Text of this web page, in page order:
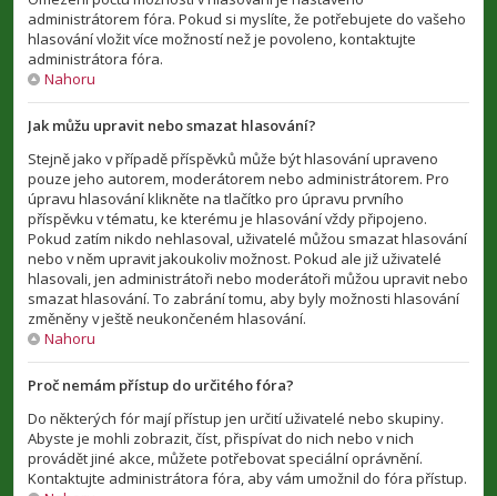
administrátorem fóra. Pokud si myslíte, že potřebujete do vašeho
hlasování vložit více možností než je povoleno, kontaktujte
administrátora fóra.
Nahoru
Jak můžu upravit nebo smazat hlasování?
Stejně jako v případě příspěvků může být hlasování upraveno
pouze jeho autorem, moderátorem nebo administrátorem. Pro
úpravu hlasování klikněte na tlačítko pro úpravu prvního
příspěvku v tématu, ke kterému je hlasování vždy připojeno.
Pokud zatím nikdo nehlasoval, uživatelé můžou smazat hlasování
nebo v něm upravit jakoukoliv možnost. Pokud ale již uživatelé
hlasovali, jen administrátoři nebo moderátoři můžou upravit nebo
smazat hlasování. To zabrání tomu, aby byly možnosti hlasování
změněny v ještě neukončeném hlasování.
Nahoru
Proč nemám přístup do určitého fóra?
Do některých fór mají přístup jen určití uživatelé nebo skupiny.
Abyste je mohli zobrazit, číst, přispívat do nich nebo v nich
provádět jiné akce, můžete potřebovat speciální oprávnění.
Kontaktujte administrátora fóra, aby vám umožnil do fóra přístup.